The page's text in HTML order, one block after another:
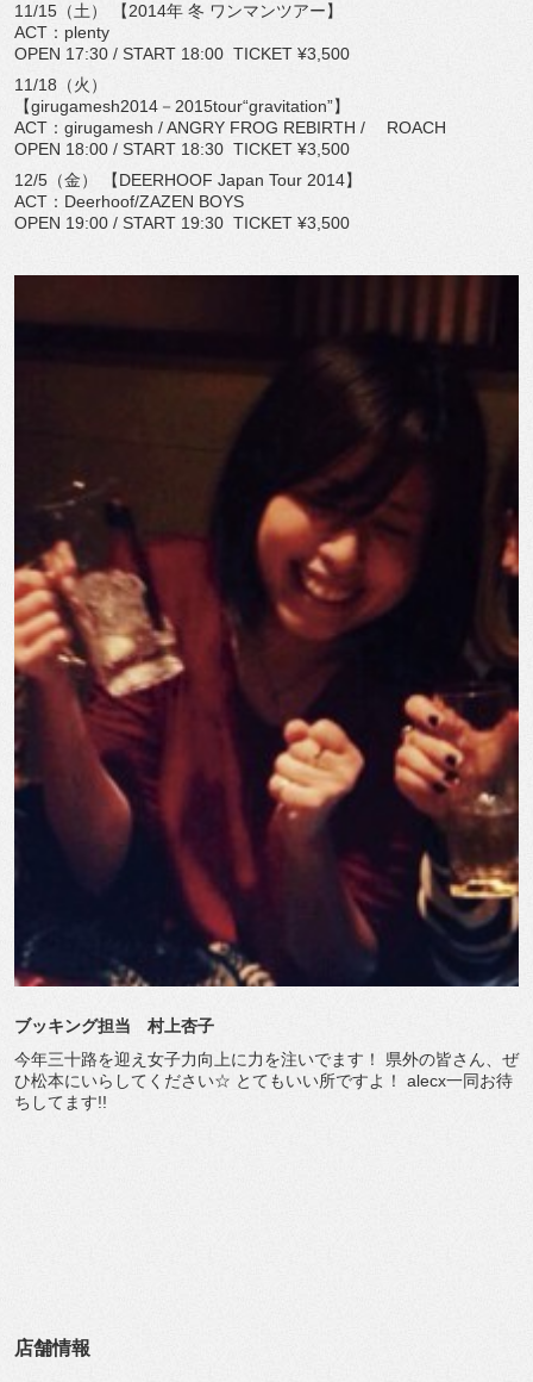
11/15（土） 【2014年 冬 ワンマンツアー】
ACT：plenty
OPEN 17:30 / START 18:00 TICKET ¥3,500
11/18（火）
【girugamesh2014－2015tour“gravitation”】
ACT：girugamesh / ANGRY FROG REBIRTH / ROACH
OPEN 18:00 / START 18:30 TICKET ¥3,500
12/5（金） 【DEERHOOF Japan Tour 2014】
ACT：Deerhoof/ZAZEN BOYS
OPEN 19:00 / START 19:30 TICKET ¥3,500
ブッキング担当 村上杏子
今年三十路を迎え女子力向上に力を注いでます！ 県外の皆さん、ぜ
ひ松本にいらしてください☆ とてもいい所ですよ！ alecx一同お待
ちしてます!!
店舗情報